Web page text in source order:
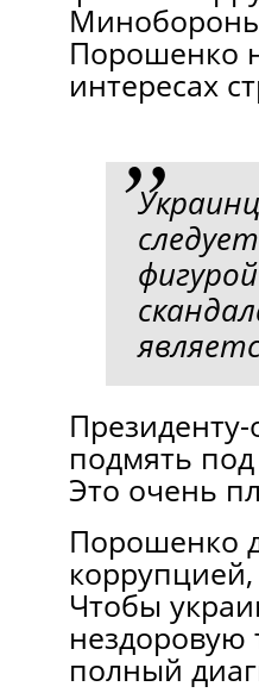
Минобороны
Порошенко
интересах
подмять
Это очень
Порошенко
Чтобы
полный